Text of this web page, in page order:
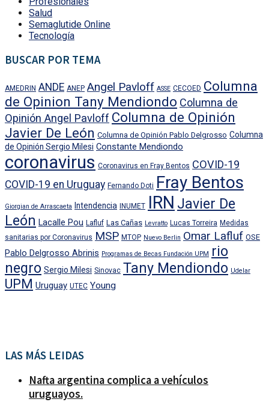
Salud
Semaglutide Online
Tecnología
BUSCAR POR TEMA
AMEDRIN ANDE ANEP Angel Pavloff ASSE CECOED Columna
de Opinion Tany Mendiondo Columna de
Opinión Angel Pavloff Columna de Opinión
Javier De León Columna de Opinión Pablo Delgrosso Columna
de Opinión Sergio Milesi Constante Mendiondo
coronavirus Coronavirus en Fray Bentos COVID-19
COVID-19 en Uruguay Fernando Doti Fray Bentos
Giorgian de Arrascaeta Intendencia INUMET IRN Javier De
León Lacalle Pou Lafluf Las Cañas Levratto Lucas Torreira Medidas
sanitarias por Coronavirus MSP MTOP Nuevo Berlin Omar Lafluf OSE
Pablo Delgrosso Abrinis Programas de Becas Fundación UPM rio
negro Sergio Milesi Sinovac Tany Mendiondo Udelar
UPM Uruguay UTEC Young
LAS MÁS LEIDAS
Nafta argentina complica a vehículos
uruguayos.